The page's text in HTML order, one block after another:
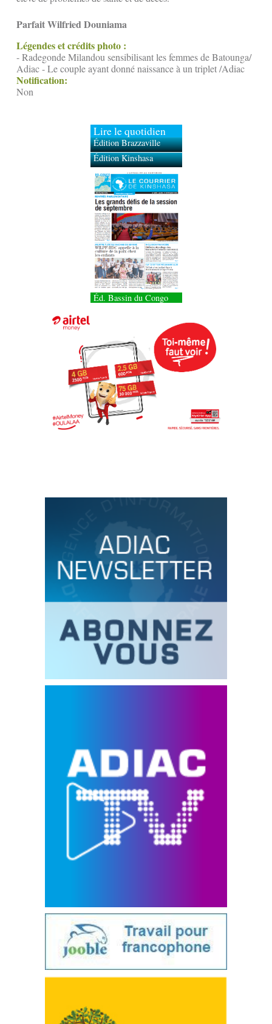
Parfait Wilfried Douniama
Légendes et crédits photo :
- Radegonde Milandou sensibilisant les femmes de Batounga/
Adiac - Le couple ayant donné naissance à un triplet /Adiac
Notification:
Non
Lire le quotidien
Édition Brazzaville
Édition Kinshasa
Éd. Bassin du Congo